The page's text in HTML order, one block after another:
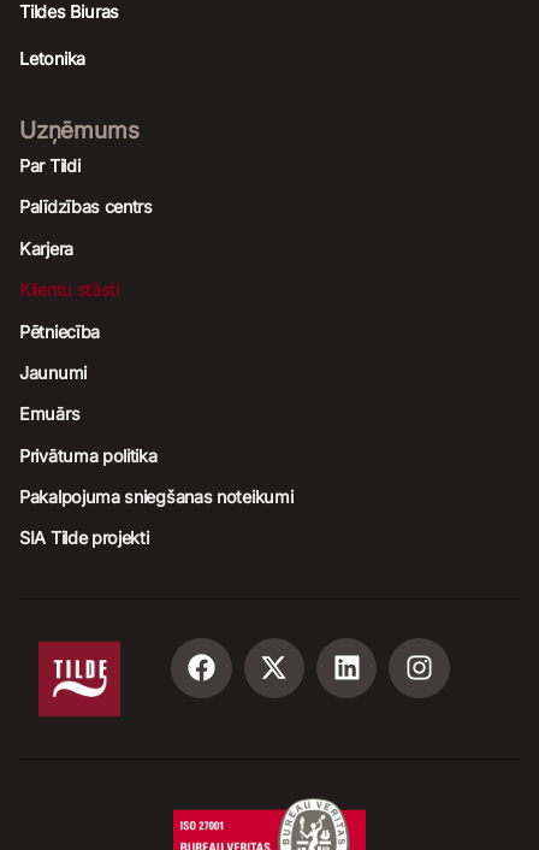
Tildes Biuras
Letonika
Uzņēmums
Par Tildi
Palīdzības centrs
Karjera
Klientu stāsti
Pētniecība
Jaunumi
Emuārs
Privātuma politika
Pakalpojuma sniegšanas noteikumi
SIA Tilde projekti